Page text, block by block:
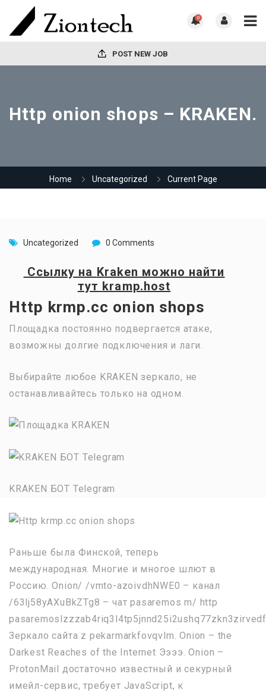
0
POST NEW JOB
Http onion shops – KRAKEN.
Home Uncategorized Current Page
Uncategorized 0 Comments
Ссылку на Kraken можно найти
тут kramp.host
Http krmp.cc onion shops
Площадка постоянно подвергается атаке,
возможны долгие подключения и лаги.
Выбирайте любое KRAKEN зеркало, не
останавливайтесь только на одном.
KRAKEN БОТ Telegram
Раньше была Финской, теперь
международная. Многие и многое шлют в
Россию. Onion/ /vmto-azoivdhNWE0 – канал
/63lj58yAXuBkZTg8 – чат pasaremos m/ http
Зеркало сайта z pekarmarkfovqvlm. Onion – the
Darkest Reaches of the Internet Ээээ. Onion –
ProtonMail достаточно известный и секурный
имейл-сервис, требует JavaScript, к